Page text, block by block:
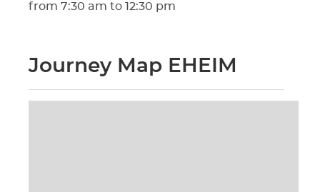
from 7:30 am to 12:30 pm
Journey Map EHEIM